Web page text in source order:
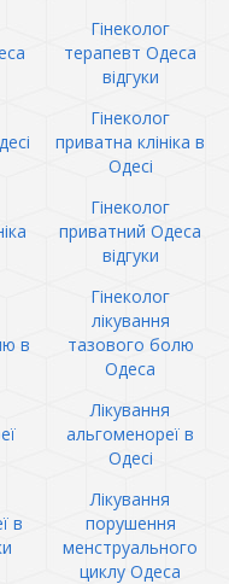
Гінеколог
терапевт Одеса
відгуки
Гінеколог
приватна клініка в
Одесі
Гінеколог
приватний Одеса
відгуки
в
Гінеколог
лікування
тазового болю
Одеса
Лікування
альгоменореї в
Одесі
в
Лікування
порушення
менструального
циклу Одеса